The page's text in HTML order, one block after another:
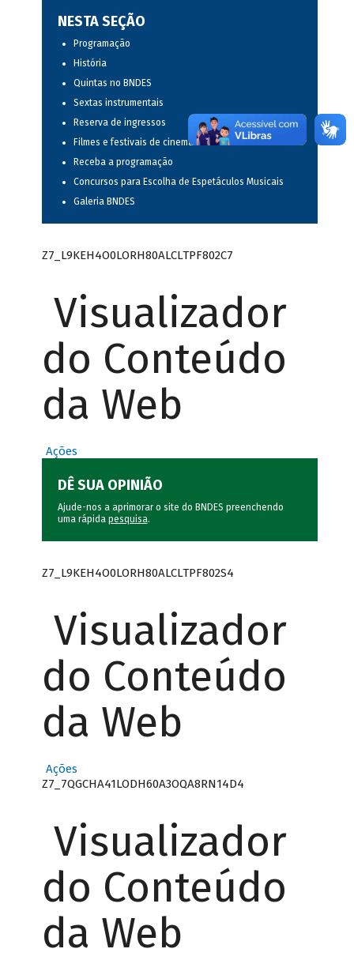
NESTA SEÇÃO
Programação
História
Quintas no BNDES
Sextas instrumentais
Reserva de ingressos
Filmes e festivais de cinema
Receba a programação
Concursos para Escolha de Espetáculos Musicais
Galeria BNDES
Z7_L9KEH4O0LORH80ALCLTPF802C7
Visualizador
do Conteúdo
da Web
Ações
DÊ SUA OPINIÃO
Ajude-nos a aprimorar o site do BNDES preenchendo
uma rápida pesquisa.
Z7_L9KEH4O0LORH80ALCLTPF802S4
Visualizador
do Conteúdo
da Web
Ações
Z7_7QGCHA41LODH60A3OQA8RN14D4
Visualizador
do Conteúdo
da Web